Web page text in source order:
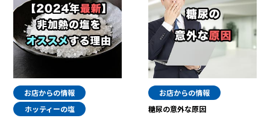
お店からの情報
ホッティーの塩
お店からの情報
糖尿の意外な原因